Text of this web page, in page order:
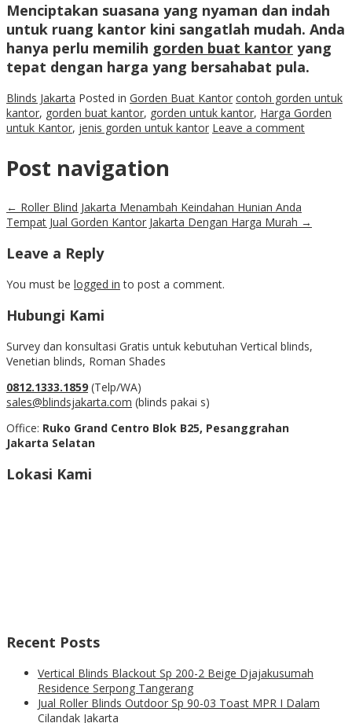
Menciptakan suasana yang nyaman dan indah
untuk ruang kantor kini sangatlah mudah. Anda
hanya perlu memilih gorden buat kantor yang
tepat dengan harga yang bersahabat pula.
Blinds Jakarta Posted in Gorden Buat Kantor contoh gorden untuk
kantor, gorden buat kantor, gorden untuk kantor, Harga Gorden
untuk Kantor, jenis gorden untuk kantor Leave a comment
Post navigation
← Roller Blind Jakarta Menambah Keindahan Hunian Anda
Tempat Jual Gorden Kantor Jakarta Dengan Harga Murah →
Leave a Reply
You must be logged in to post a comment.
Hubungi Kami
Survey dan konsultasi Gratis untuk kebutuhan Vertical blinds,
Venetian blinds, Roman Shades
0812.1333.1859 (Telp/WA)
sales@blindsjakarta.com (blinds pakai s)
Office: Ruko Grand Centro Blok B25, Pesanggrahan
Jakarta Selatan
Lokasi Kami
Recent Posts
Vertical Blinds Blackout Sp 200-2 Beige Djajakusumah
Residence Serpong Tangerang
Jual Roller Blinds Outdoor Sp 90-03 Toast MPR I Dalam
Cilandak Jakarta